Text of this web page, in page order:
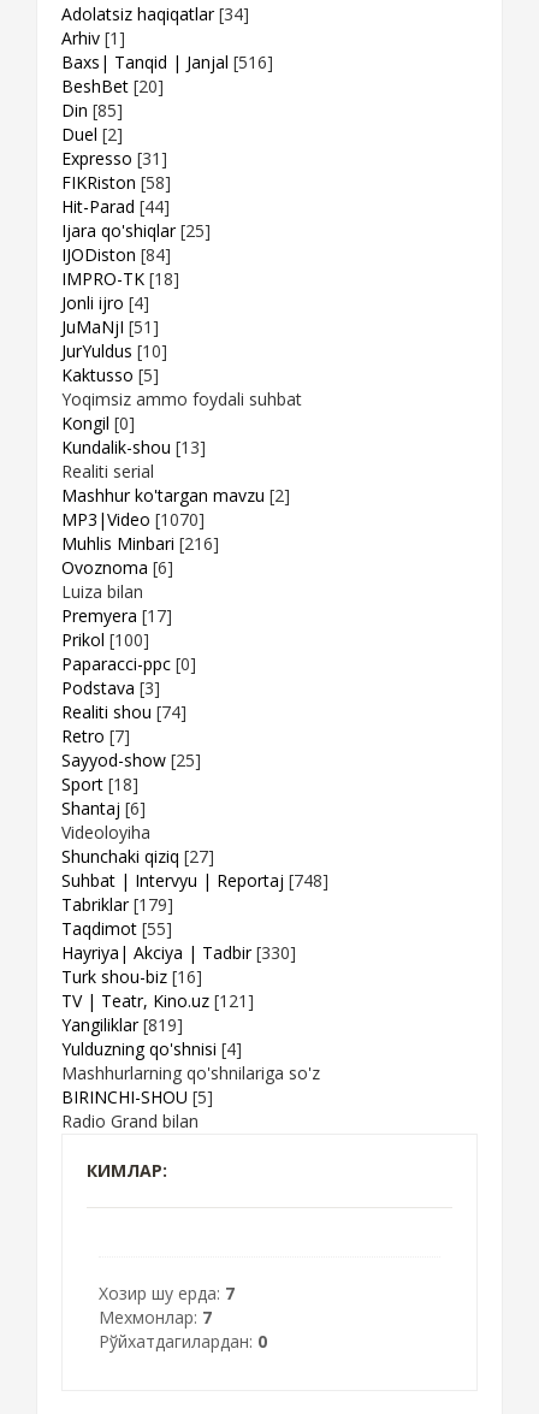
Adolatsiz haqiqatlar [34]
Arhiv [1]
Baxs| Tanqid | Janjal [516]
BeshBet [20]
Din [85]
Duel [2]
Expresso [31]
FIKRiston [58]
Hit-Parad [44]
Ijara qo'shiqlar [25]
IJODiston [84]
IMPRO-TK [18]
Jonli ijro [4]
JuMaNjI [51]
JurYuldus [10]
Kaktusso [5]
Yoqimsiz ammo foydali suhbat
Kongil [0]
Kundalik-shou [13]
Realiti serial
Mashhur ko'targan mavzu [2]
MP3|Video [1070]
Muhlis Minbari [216]
Ovoznoma [6]
Luiza bilan
Premyera [17]
Prikol [100]
Paparacci-ppc [0]
Podstava [3]
Realiti shou [74]
Retro [7]
Sayyod-show [25]
Sport [18]
Shantaj [6]
Videoloyiha
Shunchaki qiziq [27]
Suhbat | Intervyu | Reportaj [748]
Tabriklar [179]
Taqdimot [55]
Hayriya| Akciya | Tadbir [330]
Turk shou-biz [16]
TV | Teatr, Kino.uz [121]
Yangiliklar [819]
Yulduzning qo'shnisi [4]
Mashhurlarning qo'shnilariga so'z
BIRINCHI-SHOU [5]
Radio Grand bilan
КИМЛАР:
Хозир шу ерда: 7
Мехмонлар: 7
Рўйхатдагилардан: 0